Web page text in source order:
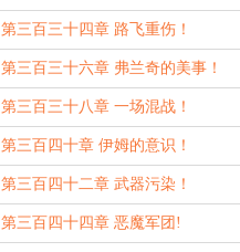
第三百三十四章 路飞重伤！
第三百三十六章 弗兰奇的美事！
第三百三十八章 一场混战！
第三百四十章 伊姆的意识！
第三百四十二章 武器污染！
第三百四十四章 恶魔军团!